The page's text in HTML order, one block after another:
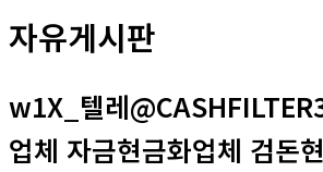
자유게시판
w1X_텔레
업체 자금현금화업체 검돈